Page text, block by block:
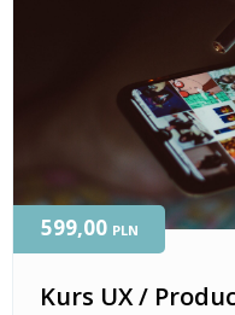
Kurs UX /
599,00 PLN